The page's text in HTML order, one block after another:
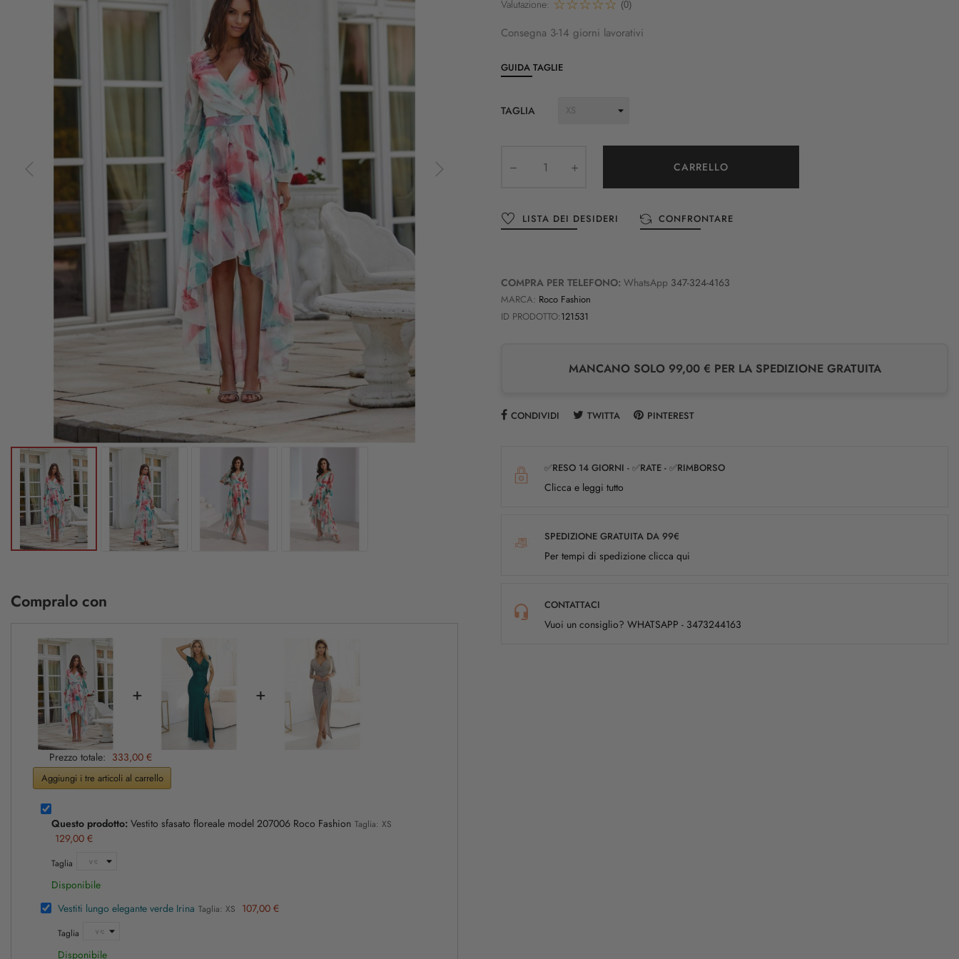
Compralo con
+ +
Prezzo totale: 333,00 €
Aggiungi i tre articoli al carrello
Questo prodotto: Vestito sfasato floreale model 207006 Roco Fashion Taglia: XS
129,00 €
Taglia
Disponibile
Vestiti lungo elegante verde Irina Taglia: XS 107,00 €
Taglia
Disponibile
Valutazione: (0)
Consegna 3-14 giorni lavorativi
GUIDA TAGLIE
TAGLIA
CARRELLO
LISTA DEI DESIDERI CONFRONTARE
COMPRA PER TELEFONO: WhatsApp 347-324-4163
MARCA: Roco Fashion
ID PRODOTTO:121531
MANCANO SOLO 99,00 € PER LA SPEDIZIONE GRATUITA
CONDIVIDI TWITTA PINTEREST
✅RESO 14 GIORNI - ✅RATE - ✅RIMBORSO
Clicca e leggi tutto
SPEDIZIONE GRATUITA DA 99€
Per tempi di spedizione clicca qui
CONTATTACI
Vuoi un consiglio? WHATSAPP - 3473244163